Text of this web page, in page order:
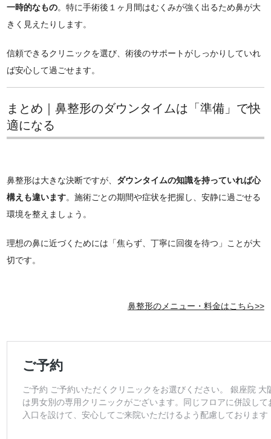
一時的なもの。特に手術後１ヶ月間はむくみが強く出るため鼻が大
きく見えたりします。
信頼できるクリニックを選び、術後のサポートがしっかりしていれ
ば安心して過ごせます。
まとめ｜鼻整形のダウンタイムは「準備」で快
適になる
鼻整形は大きな決断ですが、 ダウンタイムの知識を持っていれば心
構えも違います。施術ごとの期間や症状を把握し、安静に過ごせる
環境を整えましょう。
理想の鼻に近づくためには「焦らず、丁寧に回復を待つ」ことが大
切です。
鼻整形のメニュー・料金はこちら>>